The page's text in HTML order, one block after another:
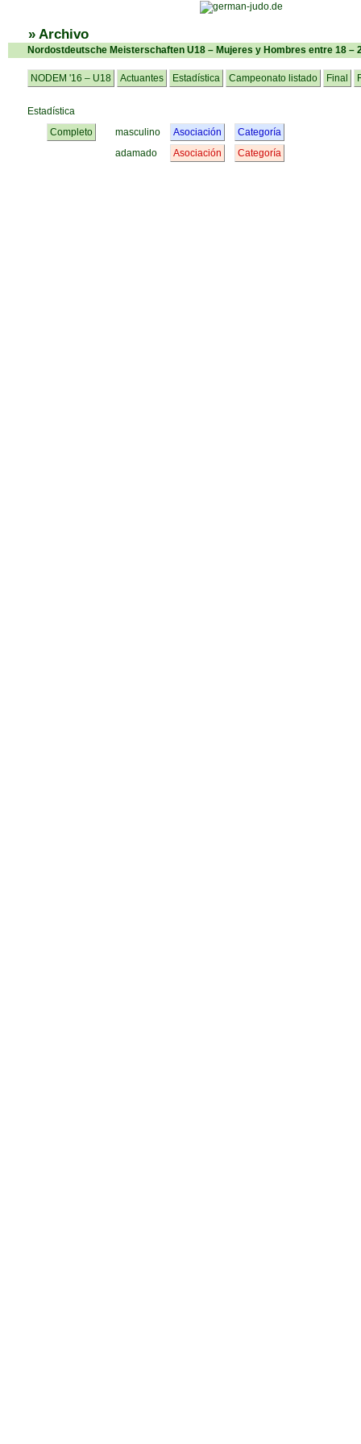
» Archivo
Nordostdeutsche Meisterschaften U18 – Mujeres y Hombres entre 18 –
NODEM '16 – U18 Actuantes Estadística Campeonato listado Final
Estadística
Completo
masculino
adamado
Asociación
Asociación
Categoría
Categoría